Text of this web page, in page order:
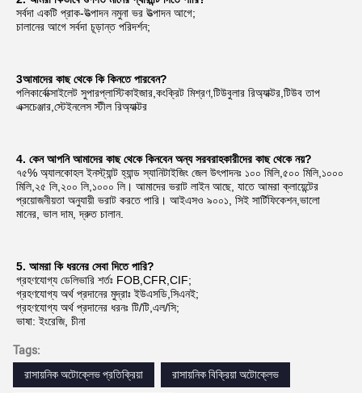
সর্বদা একটি প্রাক-উত্পাদন নমুনা ভর উত্পাদন আগে;
চালানের আগে সর্বদা চূড়ান্ত পরিদর্শন;
3আমাদের কাছ থেকে কি কিনতে পারবেন?
পলিকার্বোক্সাইলেট সুপারপ্লাস্টিকাইজার,কংক্রিট মিশ্রণ,টিউবুলার রিঅ্যাক্টর,টিউব তাপ
এক্সচেঞ্জার,স্টেইনলেস স্টীল রিঅ্যাক্টর
4. কেন আপনি আমাদের কাছ থেকে কিনবেন অন্য সরবরাহকারীদের কাছ থেকে নয়?
৭৫% অ্যালকোহল ইনস্ট্যান্ট হ্যান্ড স্যানিটাইজিং জেল উৎপাদনঃ ১০০ মিলি,৫০০ মিলি,১০০০
মিলি,২৫ লি,২০০ লি,১০০০ লি। আমাদের ভরাট লাইন আছে, যাতে আমরা ক্লায়েন্টের
প্রয়োজনীয়তা অনুযায়ী ভরাট করতে পারি। আইএসও ৯০০১, সিই সার্টিফিকেশন,ভালো
মানের, ভাল দাম, দ্রুত চালান.
5. আমরা কি ধরনের সেবা দিতে পারি?
গ্রহণযোগ্য ডেলিভারি শর্তঃ FOB,CFR,CIF;
গ্রহণযোগ্য অর্থ প্রদানের মুদ্রাঃ ইউএসডি,সিএনই;
গ্রহণযোগ্য অর্থ প্রদানের ধরনঃ টি/টি,এল/সি;
ভাষা: ইংরেজি, চীনা
Tags:
রাসায়নিক অটোক্লেভ প্রতিক্রিয়া
রাসায়নিক বিক্রিয়া অটোক্লেভ